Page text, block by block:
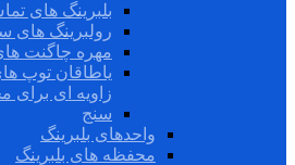
بلبرینگ های
رولبرینگ های
مهره چاگنت
یاطاقان توپ
زاویه ای برای
سنج
واحدهای بلبرینگ
محفظه های بلبرینگ